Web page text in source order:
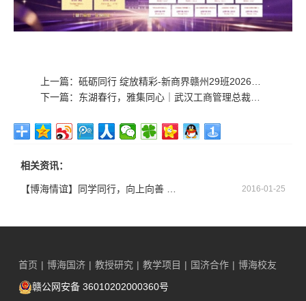
上一篇： 砥砺同行 绽放精彩-新商界赣州29班2026年年会圆满举行
下一篇： 东湖春行，雅集同心｜武汉工商管理总裁班＆企业家国学班春日活动圆满落幕
相关资讯：
2016-01-25
首页 | 博海国济 | 教授研究 | 教学项目 | 国济合作 | 博海校友
赣公网安备 36010202000360号